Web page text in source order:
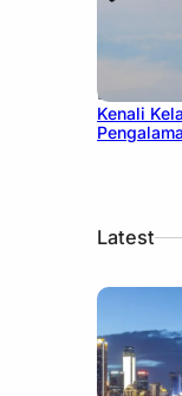
December
Kenali
Latest